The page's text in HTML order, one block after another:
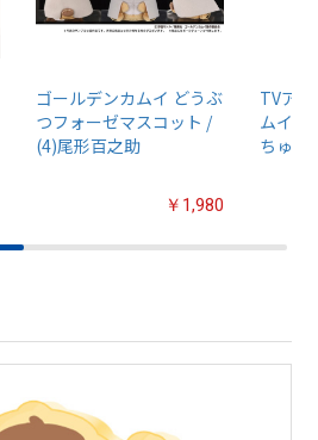
ゴールデンカムイ どうぶ
つフォーゼマスコット /
(4)尾形百之助
￥1,980
TVア
ムイ』
ちゅる